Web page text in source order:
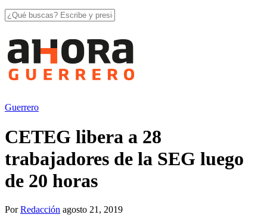
Guerrero
CETEG libera a 28
trabajadores de la SEG luego
de 20 horas
PorRedacción agosto 21, 2019